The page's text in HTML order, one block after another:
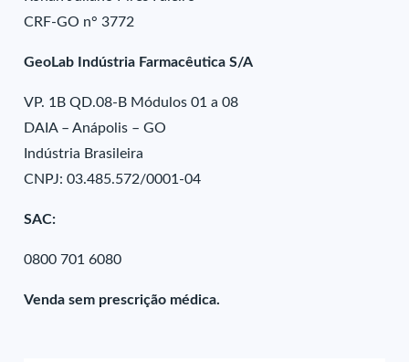
CRF-GO n° 3772
GeoLab Indústria Farmacêutica S/A
VP. 1B QD.08-B Módulos 01 a 08
DAIA – Anápolis – GO
Indústria Brasileira
CNPJ: 03.485.572/0001-04
SAC:
0800 701 6080
Venda sem prescrição médica.